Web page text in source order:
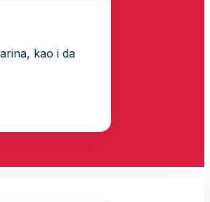
kao i da